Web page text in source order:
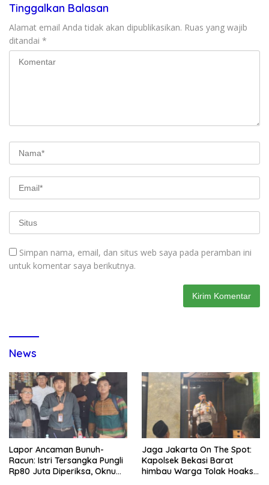
Tinggalkan Balasan
Alamat email Anda tidak akan dipublikasikan. Ruas yang wajib
ditandai *
Simpan nama, email, dan situs web saya pada peramban ini
untuk komentar saya berikutnya.
News
Lapor Ancaman Bunuh-
Racun: Istri Tersangka Pungli
Rp80 Juta Diperiksa, Oknum
Jaga Jakarta On The Spot:
Kapolsek Bekasi Barat
himbau Warga Tolak Hoaks